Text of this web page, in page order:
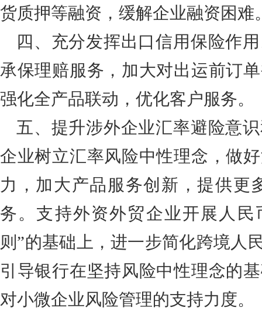
货质押等融资，缓解企业融资困难
四、充分发挥出口信用保险作
承保理赔服务，加大对出运前订
强化全产品联动，优化客户服务。
五、提升涉外企业汇率避险意
企业树立汇率风险中性理念，做
力，加大产品服务创新，提供更
务。支持外资外贸企业开展人
则”的基础上，进一步简化跨境人
引导银行在坚持风险中性理念的
对小微企业风险管理的支持力度。